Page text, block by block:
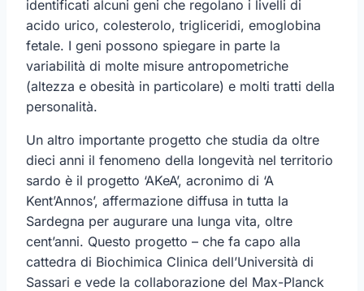
identificati alcuni geni che regolano i livelli di
acido urico, colesterolo, trigliceridi, emoglobina
fetale. I geni possono spiegare in parte la
variabilità di molte misure antropometriche
(altezza e obesità in particolare) e molti tratti della
personalità.
Un altro importante progetto che studia da oltre
dieci anni il fenomeno della longevità nel territorio
sardo è il progetto ‘AKeA’, acronimo di ‘A
Kent’Annos’, affermazione diffusa in tutta la
Sardegna per augurare una lunga vita, oltre
cent’anni. Questo progetto – che fa capo alla
cattedra di Biochimica Clinica dell’Università di
Sassari e vede la collaborazione del Max-Planck